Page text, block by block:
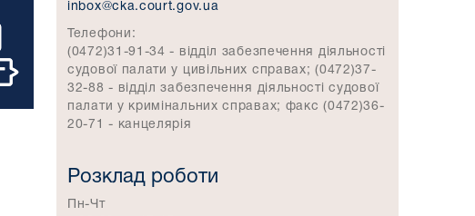
inbox@cka.court.gov.ua
Телефони:
(0472)31-91-34 - відділ забезпечення діяльності
судової палати у цивільних справах; (0472)37-
32-88 - відділ забезпечення діяльності судової
палати у кримінальних справах; факс (0472)36-
20-71 - канцелярія
Розклад роботи
Пн-Чт